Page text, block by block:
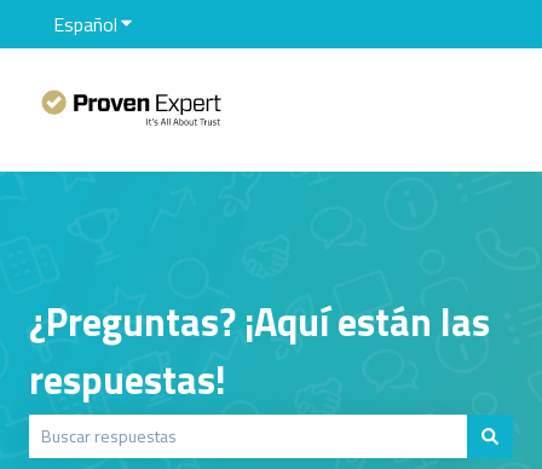
EspañolTraducciones de Mostrar submenú de
¿Preguntas? ¡Aquí están las
respuestas!